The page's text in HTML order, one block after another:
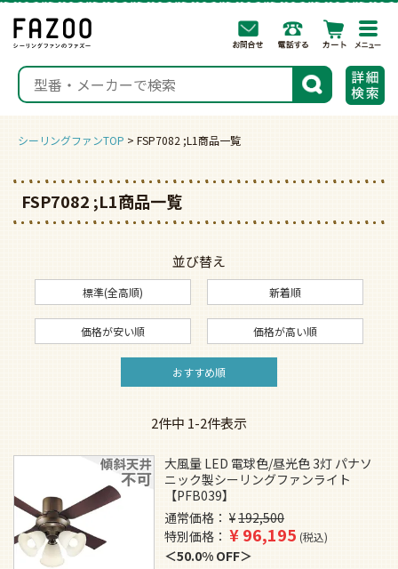
検索
シーリングファンTOP FSP7082 ;L1商品一覧
FSP7082 ;L1商品一覧
並び替え
標準(全高順) 新着順
価格が安い順 価格が高い順
おすすめ順
2件中 1-2件表示
大風量 LED 電球色/昼光色 3灯 パナソ
ニック製シーリングファンライト
【PFB039】
通常価格
¥192,500
特別価格
¥96,195 税込
50.0% OFF